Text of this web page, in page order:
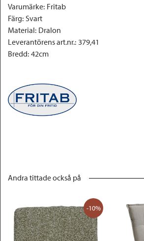
Varumärke: Fritab
Färg: Svart
Material: Dralon
Leverantörens art.nr.: 379,41
Bredd: 42cm
Andra tittade också på
-10%